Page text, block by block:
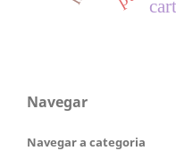
Navegar
Navegar a categoria